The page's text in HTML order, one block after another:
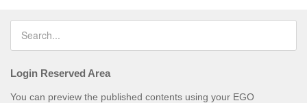
Login Reserved Area
You can preview the published contents using your EGO